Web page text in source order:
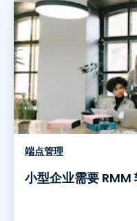
端点管理
小型企业需要 RMM